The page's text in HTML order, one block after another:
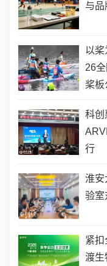
与品
以
26
桨板
科
行
淮安
验室
紧
渡生